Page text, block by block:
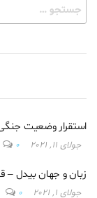
استقرار وضعیت
جولای 11, 2021 0
زبان و جهان بیدل
جولای 1, 2021 0